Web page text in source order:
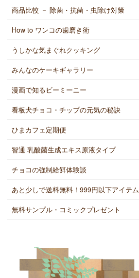
商品比較 － 除菌・抗菌・虫除け対策
How to ワンコの歯磨き術
うしかな気まぐれクッキング
みんなのケーキギャラリー
漫画で知るビーミーニー
看板犬チョコ・チップの元気の秘訣
ひまカフェ定期便
智通 乳酸菌生成エキス原液タイプ
チョコの強制給餌体験談
あと少しで送料無料！999円以下アイテム
無料サンプル・コミックプレゼント